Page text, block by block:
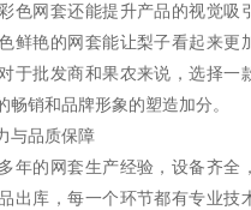
色网套还能提升产品的视觉吸
鲜艳的网套能让梨子看起来更
于批发商和果农来说，选择一
畅销和品牌形象的塑造加分。
与品质保障
年的网套生产经验，设备齐全
出库，每一个环节都有专业技